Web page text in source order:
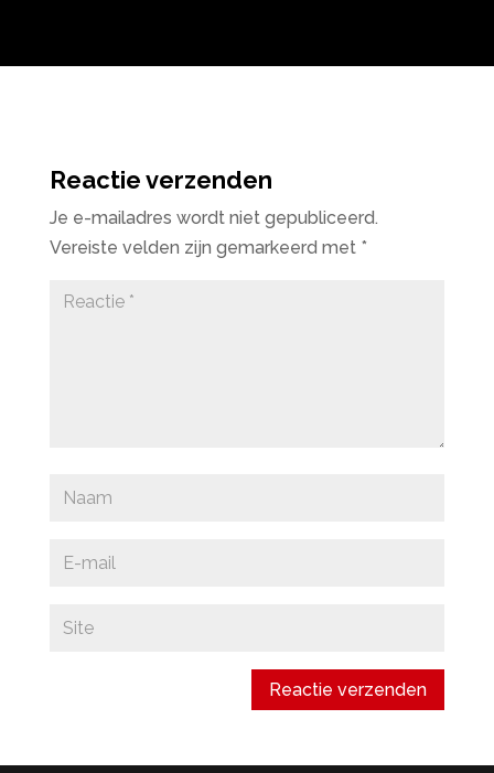
Reactie verzenden
Je e-mailadres wordt niet gepubliceerd.
Vereiste velden zijn gemarkeerd met *